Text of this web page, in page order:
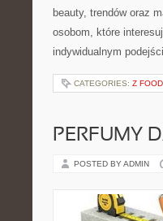
beauty, trendów oraz
osobom, które
indywidualnym
CATEGORIES: Z
PERFUMY
POSTED BY ADMIN